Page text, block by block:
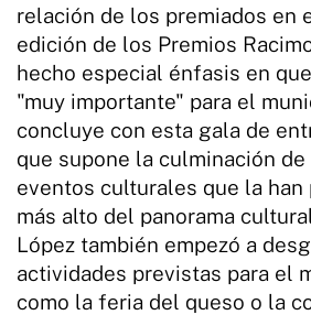
relación de los premiados en
edición de los Premios
hecho especial énfasis en
"muy importante" para el
concluye con esta gala de
que supone la culminación
eventos culturales que la han
más alto del panorama
López también empezó a
actividades previstas para el
como la feria del queso o la